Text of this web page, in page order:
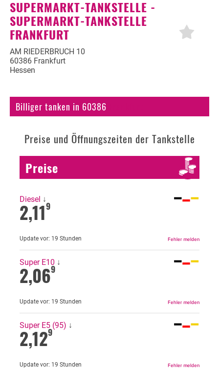
Autogas
Erdöl
KFZ Versicherung
Motorradversicherung
Bußgeldrechner
Diesel oder Benzin?
SUPERMARKT-TANKSTELLE -
SUPERMARKT-TANKSTELLE
FRANKFURT
AM RIEDERBRUCH 10
60386 Frankfurt
Hessen
Billiger tanken in 60386
Preise und Öffnungszeiten der Tankstelle
Preise
Diesel ↓
2,119
Update vor: 19 Stunden
Super E10 ↓
2,069
Update vor: 19 Stunden
Super E5 (95) ↓
2,129
Update vor: 19 Stunden